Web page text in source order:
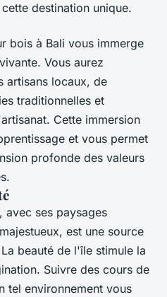
destination unique.
bois à Bali vous immerge
Vous aurez
artisans locaux, de
traditionnelles et
Cette immersion
et vous permet
profonde des valeurs
avec ses paysages
est une source
beauté de l'île stimule la
Suivre des cours de
tel environnement vous